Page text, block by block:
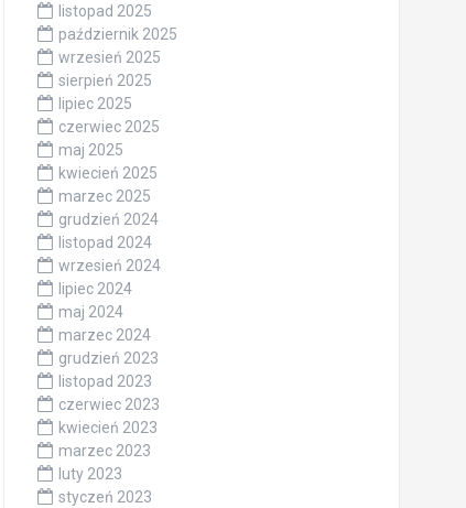
listopad 2025
październik 2025
wrzesień 2025
sierpień 2025
lipiec 2025
czerwiec 2025
maj 2025
kwiecień 2025
marzec 2025
grudzień 2024
listopad 2024
wrzesień 2024
lipiec 2024
maj 2024
marzec 2024
grudzień 2023
listopad 2023
czerwiec 2023
kwiecień 2023
marzec 2023
luty 2023
styczeń 2023